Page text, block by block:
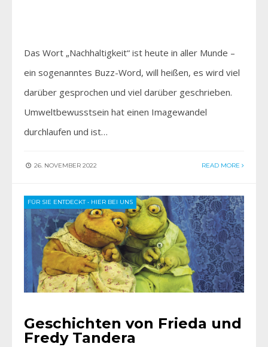
Das Wort „Nachhaltigkeit“ ist heute in aller Munde –
ein sogenanntes Buzz-Word, will heißen, es wird viel
darüber gesprochen und viel darüber geschrieben.
Umweltbewusstsein hat einen Imagewandel
durchlaufen und ist…
26. NOVEMBER 2022 READ MORE
FÜR SIE ENTDECKT• HIER BEI UNS
Geschichten von Frieda und
Fredy Tandera